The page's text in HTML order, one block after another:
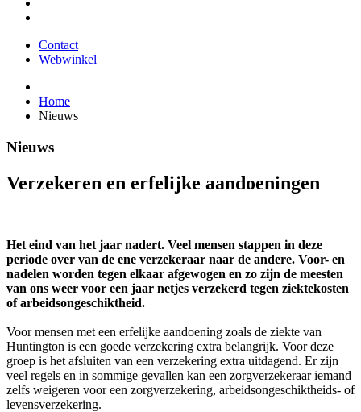
Contact
Webwinkel
Home
Nieuws
Nieuws
Verzekeren en erfelijke aandoeningen
Het eind van het jaar nadert. Veel mensen stappen in deze
periode over van de ene verzekeraar naar de andere. Voor- en
nadelen worden tegen elkaar afgewogen en zo zijn de meesten
van ons weer voor een jaar netjes verzekerd tegen ziektekosten
of arbeidsongeschiktheid.
Voor mensen met een erfelijke aandoening zoals de ziekte van
Huntington is een goede verzekering extra belangrijk. Voor deze
groep is het afsluiten van een verzekering extra uitdagend. Er zijn
veel regels en in sommige gevallen kan een zorgverzekeraar iemand
zelfs weigeren voor een zorgverzekering, arbeidsongeschiktheids- of
levensverzekering.